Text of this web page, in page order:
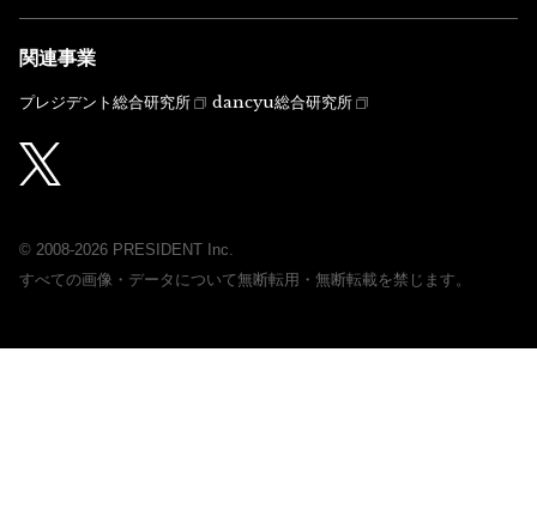
関連事業
プレジデント総合研究所 dancyu総合研究所
© 2008-2026 PRESIDENT Inc.
すべての画像・データについて無断転用・無断転載を禁じます。